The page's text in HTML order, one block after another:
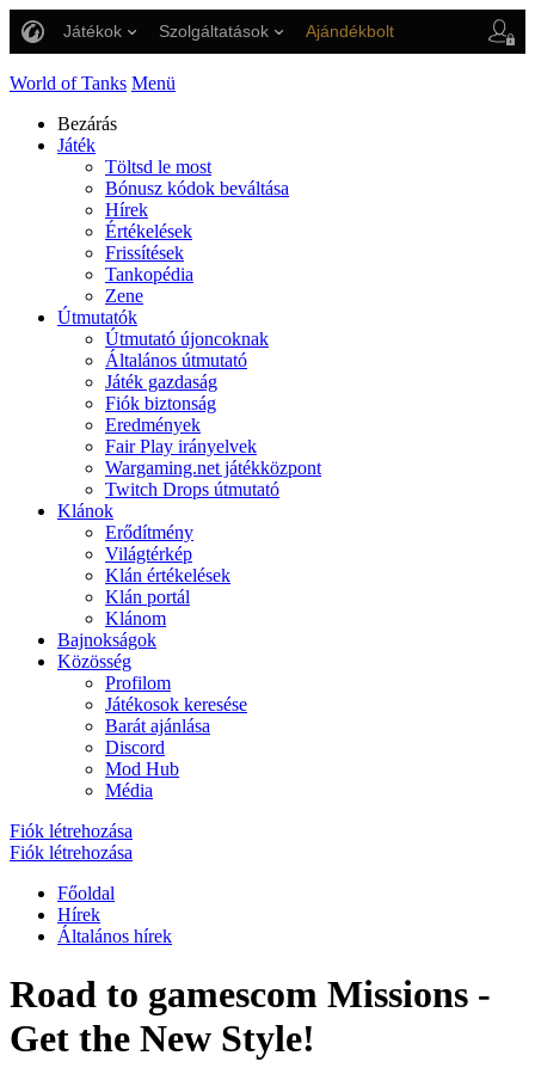
Játékok Szolgáltatások Ajándékbolt
World of Tanks Menü
Bezárás
Játék
Töltsd le most
Bónusz kódok beváltása
Hírek
Értékelések
Frissítések
Tankopédia
Zene
Útmutatók
Útmutató újoncoknak
Általános útmutató
Játék gazdaság
Fiók biztonság
Eredmények
Fair Play irányelvek
Wargaming.net játékközpont
Twitch Drops útmutató
Klánok
Erődítmény
Világtérkép
Klán értékelések
Klán portál
Klánom
Bajnokságok
Közösség
Profilom
Játékosok keresése
Barát ajánlása
Discord
Mod Hub
Média
Fiók létrehozása
Fiók létrehozása
Főoldal
Hírek
Általános hírek
Road to gamescom Missions -
Get the New Style!